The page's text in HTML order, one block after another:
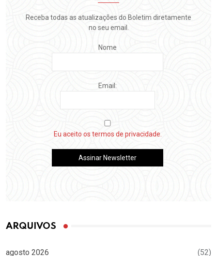
Receba todas as atualizações do Boletim diretamente
no seu email.
Nome
Email:
Eu aceito os termos de privacidade.
ARQUIVOS
agosto 2026 (52)